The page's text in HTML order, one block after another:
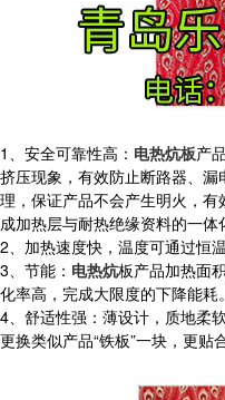
1、安全可靠性高： 电热炕板产
挤压现象，有效防止断路器、
理，保证产品不会产生明火，
成加热层与耐热绝缘资料的一体
2、加热速度快，温度可通过恒温
3、节能： 电热炕板产品加热面
化率高，完成大限度的下降能耗。
4、舒适性强：薄设计，质地柔
更换类似产品“铁板”一块，更贴